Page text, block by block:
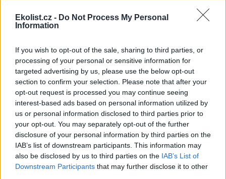
Ekolist.cz - Do Not Process My Personal
Information
If you wish to opt-out of the sale, sharing to third parties, or
processing of your personal or sensitive information for
targeted advertising by us, please use the below opt-out
section to confirm your selection. Please note that after your
opt-out request is processed you may continue seeing
interest-based ads based on personal information utilized by
us or personal information disclosed to third parties prior to
your opt-out. You may separately opt-out of the further
disclosure of your personal information by third parties on the
IAB’s list of downstream participants. This information may
also be disclosed by us to third parties on the IAB’s List of
Downstream Participants that may further disclose it to other
Watsona jsou od té doby zadržováni v Reykjavíku. Sám Watson na
palubě nebyl. Píše o tom agentura AFP s odvoláním na islandskou
policii.
Záchranná stanice v Praze přijímá kvůli vedrům více
volně žijících zvířat
5.8.2026 17:40 | PRAHA (ČTK)
Kvůli vysokým letním
teplotám pracovníci pražské
záchranné stanice pro volně
žijící živočichy přijímají více
zvířat, nejčastěji
dehydratovaná a vysílená mláďata ptáků nebo veverek. ČTK to
sdělila mluvčí stanice Petra Fišerová. Během současné vlny veder
stanice denně ošetří desítky živočichů, při první letošní vlně horka
jich za jeden týden přijali rekordních 578.